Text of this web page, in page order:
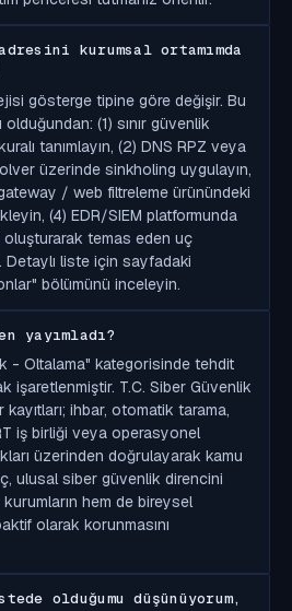
kurumsal ortamımda
gösterge tipine göre değişir. Bu
olduğundan: (1) sınır güvenlik
tanımlayın, (2) DNS RPZ veya
üzerinde sinkholing uygulayın,
/ web filtreleme ürünündeki
(4) EDR/SIEM platformunda
oluşturarak temas eden uç
Detaylı liste için sayfadaki
bölümünü inceleyin.
yayımladı?
- Oltalama" kategorisinde tehdit
işaretlenmiştir. T.C. Siber Güvenlik
kayıtları; ihbar, otomatik tarama,
iş birliği veya operasyonel
üzerinden doğrulayarak kamu
ulusal siber güvenlik direncini
kurumların hem de bireysel
olarak korunmasını
olduğumu düşünüyorum,